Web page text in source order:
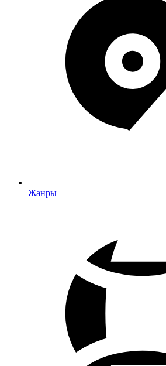
Жанры